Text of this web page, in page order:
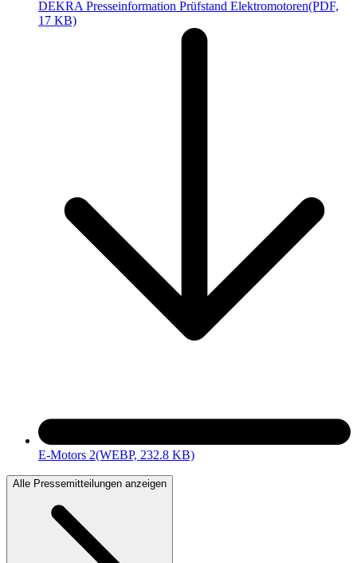
DEKRA Presseinformation Prüfstand Elektromotoren(PDF,
17 KB)
E-Motors 2(WEBP, 232.8 KB)
Alle Pressemitteilungen anzeigen